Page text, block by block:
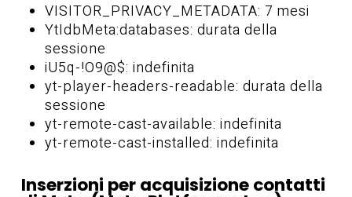
VISITOR_PRIVACY_METADATA: 7 mesi
YtIdbMeta:databases: durata della
sessione
iU5q-!O9@$: indefinita
yt-player-headers-readable: durata della
sessione
yt-remote-cast-available: indefinita
yt-remote-cast-installed: indefinita
Inserzioni per acquisizione contatti